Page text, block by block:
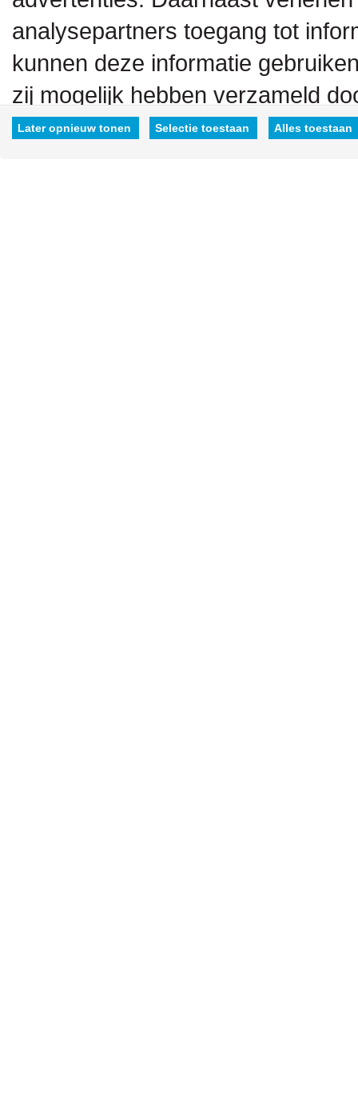
analysepartners toegang tot
kunnen deze informatie
zij mogelijk hebben verzameld
hen hebt verstrekt.
Later opnieuw tonen Selectie toestaan Alles toestaan